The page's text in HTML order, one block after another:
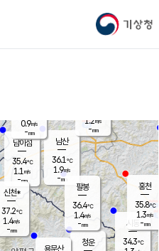
기상청
남이섬
35.4℃
1.1 m/s
-mm
남산
36.1℃
1.9m/s
-mm
청운
팔봉
36.4℃
1.4m/s
-mm
0.9m/s
-mm
신천*
37.2℃
1.4m/s
-mm
시동
34.3℃
용문산
홍천
35.8℃
1.3m/s
-mm
1.2m/s
-mm